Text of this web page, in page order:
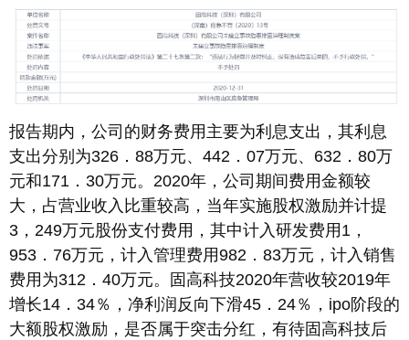
报告期内，公司的财务费用主要为利息支出，其利息
支出分别为326．88万元、442．07万元、632．80万
元和171．30万元。2020年，公司期间费用金额较
大，占营业收入比重较高，当年实施股权激励并计提
3，249万元股份支付费用，其中计入研发费用1，
953．76万元，计入管理费用982．83万元，计入销售
费用为312．40万元。固高科技2020年营收较2019年
增长14．34％，净利润反向下滑45．24％，ipo阶段的
大额股权激励，是否属于突击分红，有待固高科技后